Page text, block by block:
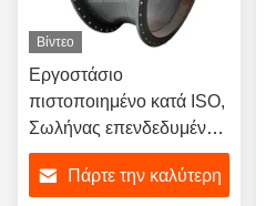
Βίντεο
Εργοστάσιο
πιστοποιημένο κατά ISO,
Σωλήνας επενδεδυμένος
με καουτσούκ για τη
χημική βιομηχανία με
Πάρτε την καλύτερη